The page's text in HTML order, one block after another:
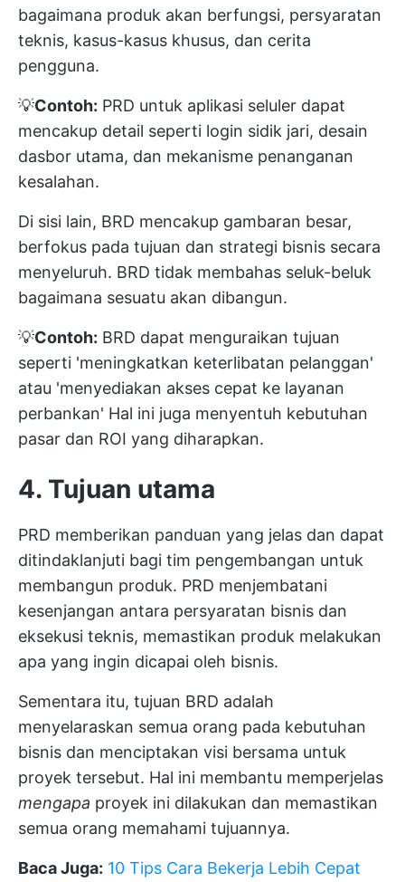
bagaimana produk akan berfungsi, persyaratan
teknis, kasus-kasus khusus, dan cerita
pengguna.
💡Contoh: PRD untuk aplikasi seluler dapat
mencakup detail seperti login sidik jari, desain
dasbor utama, dan mekanisme penanganan
kesalahan.
Di sisi lain, BRD mencakup gambaran besar,
berfokus pada tujuan dan strategi bisnis secara
menyeluruh. BRD tidak membahas seluk-beluk
bagaimana sesuatu akan dibangun.
💡Contoh: BRD dapat menguraikan tujuan
seperti 'meningkatkan keterlibatan pelanggan'
atau 'menyediakan akses cepat ke layanan
perbankan' Hal ini juga menyentuh kebutuhan
pasar dan ROI yang diharapkan.
4. Tujuan utama
PRD memberikan panduan yang jelas dan dapat
ditindaklanjuti bagi tim pengembangan untuk
membangun produk. PRD menjembatani
kesenjangan antara persyaratan bisnis dan
eksekusi teknis, memastikan produk melakukan
apa yang ingin dicapai oleh bisnis.
Sementara itu, tujuan BRD adalah
menyelaraskan semua orang pada kebutuhan
bisnis dan menciptakan visi bersama untuk
proyek tersebut. Hal ini membantu memperjelas
mengapa proyek ini dilakukan dan memastikan
semua orang memahami tujuannya.
Baca Juga: 10 Tips Cara Bekerja Lebih Cepat